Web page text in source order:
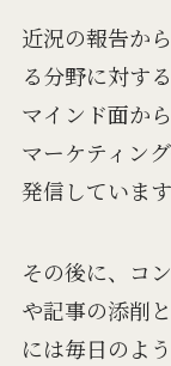
近況の報告か
る分野に対す
マインド面か
マーケティン
発信しています
その後に、コ
や記事の添削
には毎日のよ